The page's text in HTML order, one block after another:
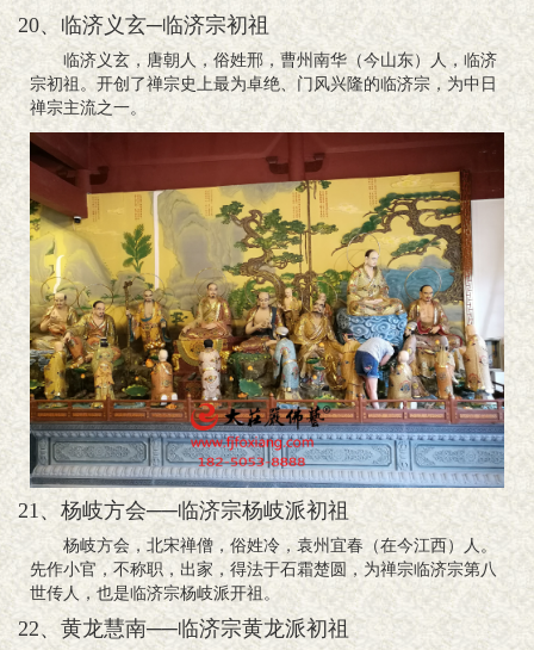
20、临济义玄─临济宗初祖
临济义玄，唐朝人，俗姓邢，曹州南华（今山东）人，临济
宗初祖。开创了禅宗史上最为卓绝、门风兴隆的临济宗，为中日
禅宗主流之一。
21、杨岐方会──临济宗杨岐派初祖
杨岐方会，北宋禅僧，俗姓冷，袁州宜春（在今江西）人。
先作小官，不称职，出家，得法于石霜楚圆，为禅宗临济宗第八
世传人，也是临济宗杨岐派开祖。
22、黄龙慧南──临济宗黄龙派初祖